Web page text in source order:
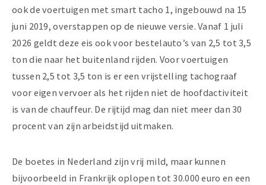
ook de voertuigen met smart tacho 1, ingebouwd na 15
juni 2019, overstappen op de nieuwe versie. Vanaf 1 juli
2026 geldt deze eis ook voor bestelauto’s van 2,5 tot 3,5
ton die naar het buitenland rijden. Voor voertuigen
tussen 2,5 tot 3,5 ton is er een vrijstelling tachograaf
voor eigen vervoer als het rijden niet de hoofdactiviteit
is van de chauffeur. De rijtijd mag dan niet meer dan 30
procent van zijn arbeidstijd uitmaken.
De boetes in Nederland zijn vrij mild, maar kunnen
bijvoorbeeld in Frankrijk oplopen tot 30.000 euro en een